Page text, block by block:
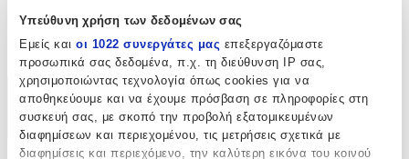
Υπεύθυνη χρήση των δεδομένων σας
Εμείς και οι 1022 συνεργάτες μας επεξεργαζόμαστε
προσωπικά σας δεδομένα, π.χ. τη διεύθυνση IP σας,
χρησιμοποιώντας τεχνολογία όπως cookies για να
αποθηκεύουμε και να έχουμε πρόσβαση σε πληροφορίες στη
συσκευή σας, με σκοπό την προβολή εξατομικευμένων
διαφημίσεων και περιεχομένου, τις μετρήσεις σχετικά με
διαφημίσεις και περιεχόμενο, την καλύτερη εικόνα του κοινού
Είδος:
Δαντέλες
Χαρακτηριστικά
+